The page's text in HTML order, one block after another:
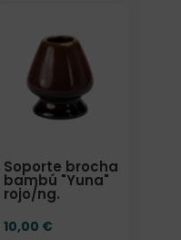
Soporte brocha
bambú "Yuna"
rojo/ng.
10,00 €